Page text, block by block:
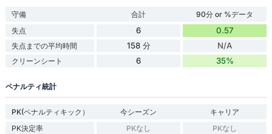
守備 合計
90分 or %データ
失点
6 0.57
失点までの平均時間 158 分 N/A
クリーンシート 6 35%
ペナルティ統計
PK(ペナルティキック） 今シーズン
キャリア
PK決定率
PKなし
PKなし